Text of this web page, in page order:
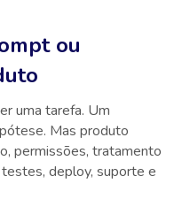
ou
uma tarefa. Um
Mas produto
permissões, tratamento
deploy, suporte e